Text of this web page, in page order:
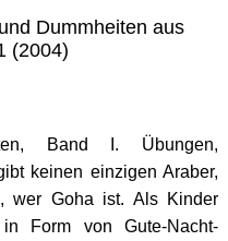
Dummheiten aus
(2004)
Band I. Übungen,
keinen einzigen Araber,
wer Goha ist. Als Kinder
Form von Gute-Nacht-